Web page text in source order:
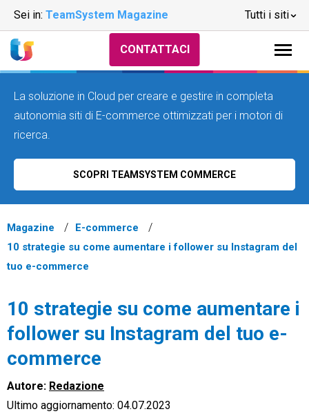
Sei in: TeamSystem Magazine Tutti i siti
CONTATTACI
La soluzione in Cloud per creare e gestire in completa
autonomia siti di E-commerce ottimizzati per i motori di
ricerca.
SCOPRI TEAMSYSTEM COMMERCE
Magazine
E-commerce
10 strategie su come aumentare i follower su Instagram del
tuo e-commerce
10 strategie su come aumentare i
follower su Instagram del tuo e-
commerce
Autore: Redazione
Ultimo aggiornamento: 04.07.2023